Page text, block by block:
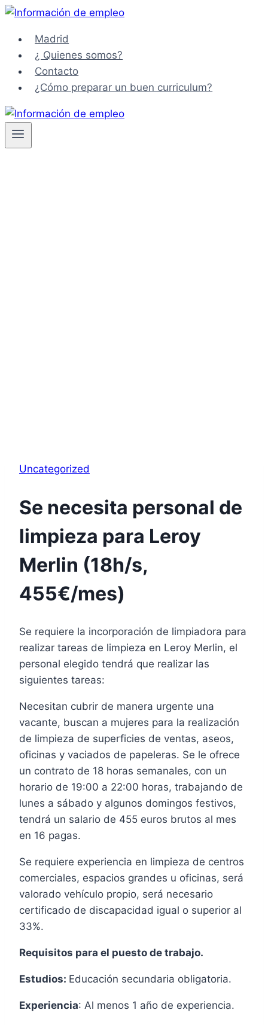
Saltar
contenidoMadrid
¿ Quienes somos?
Contacto
¿Cómo preparar un buen curriculum?
Uncategorized
Se necesita personal de
limpieza para Leroy
Merlin (18h/s,
455€/mes)
Se requiere la incorporación de limpiadora para
realizar tareas de limpieza en Leroy Merlin, el
personal elegido tendrá que realizar las
siguientes tareas:
Necesitan cubrir de manera urgente una
vacante, buscan a mujeres para la realización
de limpieza de superficies de ventas, aseos,
oficinas y vaciados de papeleras. Se le ofrece
un contrato de 18 horas semanales, con un
horario de 19:00 a 22:00 horas, trabajando de
lunes a sábado y algunos domingos festivos,
tendrá un salario de 455 euros brutos al mes
en 16 pagas.
Se requiere experiencia en limpieza de centros
comerciales, espacios grandes u oficinas, será
valorado vehículo propio, será necesario
certificado de discapacidad igual o superior al
33%.
Requisitos para el puesto de trabajo.
Estudios: Educación secundaria obligatoria.
Experiencia: Al menos 1 año de experiencia.